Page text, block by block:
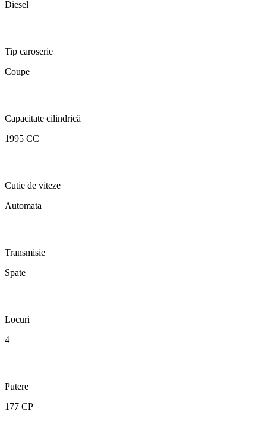
Diesel
Tip caroserie
Coupe
Capacitate cilindrică
1995 CC
Cutie de viteze
Automata
Transmisie
Spate
Locuri
4
Putere
177 CP